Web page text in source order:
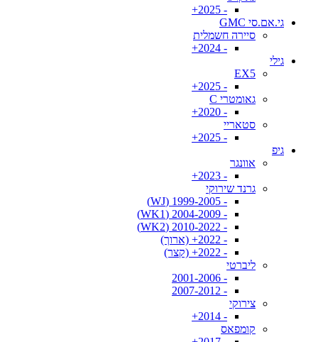
- 2025+
גי.אם.סי GMC
סיירה חשמלית
- 2024+
גילי
EX5
- 2025+
גאומטרי C
- 2020+
סטאריי
- 2025+
גיפ
אוונגר
- 2023+
גרנד שירוקי
- 1999-2005 (WJ)
- 2004-2009 (WK1)
- 2010-2022 (WK2)
- 2022+ (ארוך)
- 2022+ (קצר)
ליברטי
- 2001-2006
- 2007-2012
צירוקי
- 2014+
קומפאס